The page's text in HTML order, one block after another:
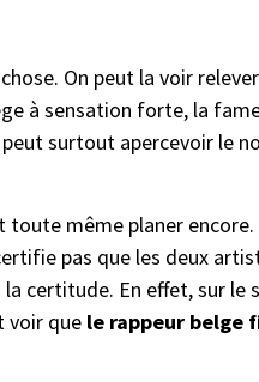
On peut la voir
à sensation forte, la
surtout apercevoir le
même planer
pas que les deux
certitude. En effet, sur le
voir que le rappeur belge